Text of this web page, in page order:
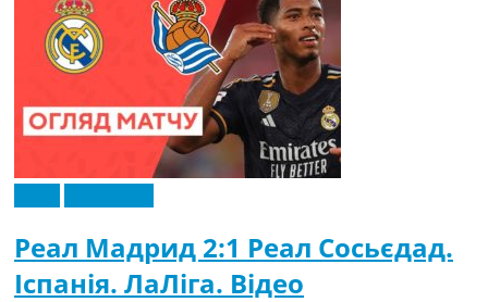
Реал Мадрид 2:1 Реал Сосьєдад.
Іспанія. ЛаЛіга. Відео